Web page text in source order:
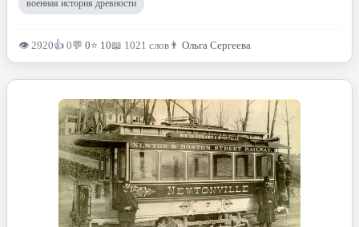
военная история древности
👁 2920👍 0💬 0⭐ 10📖 1021 слов 👨 Ольга Сергеева